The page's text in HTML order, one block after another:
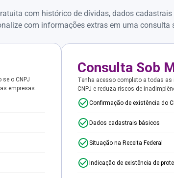
com histórico de dívidas, dados
com informações extras em uma consulta
o CNPJ
empresas.
Consulta Sob
Tenha acesso completo a todas
CNPJ e reduza riscos de
Confirmação de existência do
Dados cadastrais básicos
Situação na Receita Federal
Indicação de existência de